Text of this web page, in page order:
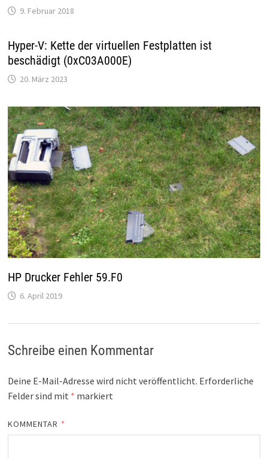
9. Februar 2018
Hyper-V: Kette der virtuellen Festplatten ist
beschädigt (0xC03A000E)
20. März 2023
HP Drucker Fehler 59.F0
6. April 2019
Schreibe einen Kommentar
Deine E-Mail-Adresse wird nicht veröffentlicht. Erforderliche
Felder sind mit * markiert
KOMMENTAR *